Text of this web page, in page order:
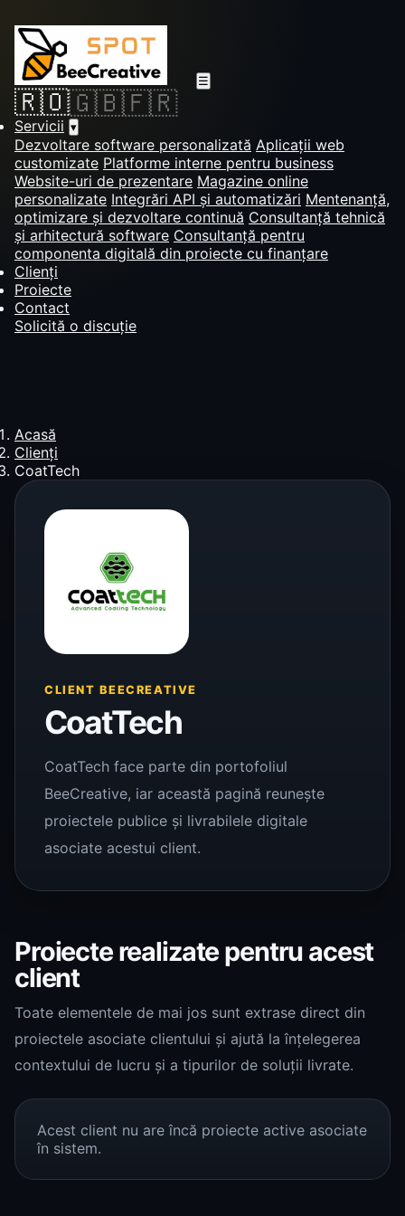
☰
🇷🇴🇬🇧🇫🇷
Servicii ▾
Dezvoltare software personalizată Aplicații web
customizate Platforme interne pentru business
Website-uri de prezentare Magazine online
personalizate Integrări API și automatizări Mentenanță,
optimizare și dezvoltare continuă Consultanță tehnică
și arhitectură software Consultanță pentru
componenta digitală din proiecte cu finanțare
Clienți
Proiecte
Contact
Solicită o discuție
Acasă
Clienți
CoatTech
CLIENT BEECREATIVE
CoatTech
CoatTech face parte din portofoliul
BeeCreative, iar această pagină reunește
proiectele publice și livrabilele digitale
asociate acestui client.
Proiecte realizate pentru acest
client
Toate elementele de mai jos sunt extrase direct din
proiectele asociate clientului și ajută la înțelegerea
contextului de lucru și a tipurilor de soluții livrate.
Acest client nu are încă proiecte active asociate
în sistem.